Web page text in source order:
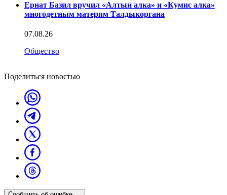
Ернат Базил вручил «Алтын алка» и «Кумис алка»
многодетным матерям Талдыкоргана
07.08.26
Общество
Поделиться новостью